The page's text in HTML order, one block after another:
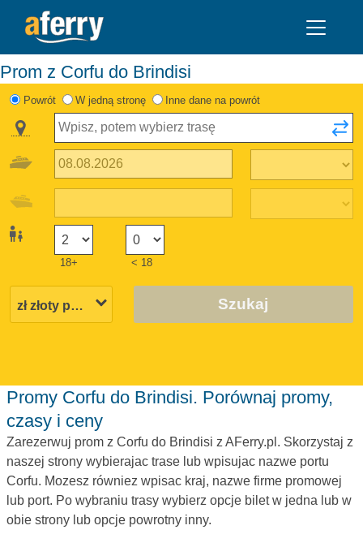
Prom z Corfu do Brindisi
Powrót W jedną stronę Inne dane na powrót
18+ < 18
Szukaj
Promy Corfu do Brindisi. Porównaj promy,
czasy i ceny
Zarezerwuj prom z Corfu do Brindisi z AFerry.pl. Skorzystaj z
naszej strony wybierajac trase lub wpisujac nazwe portu
Corfu. Mozesz równiez wpisac kraj, nazwe firme promowej
lub port. Po wybraniu trasy wybierz opcje bilet w jedna lub w
obie strony lub opcje powrotny inny.